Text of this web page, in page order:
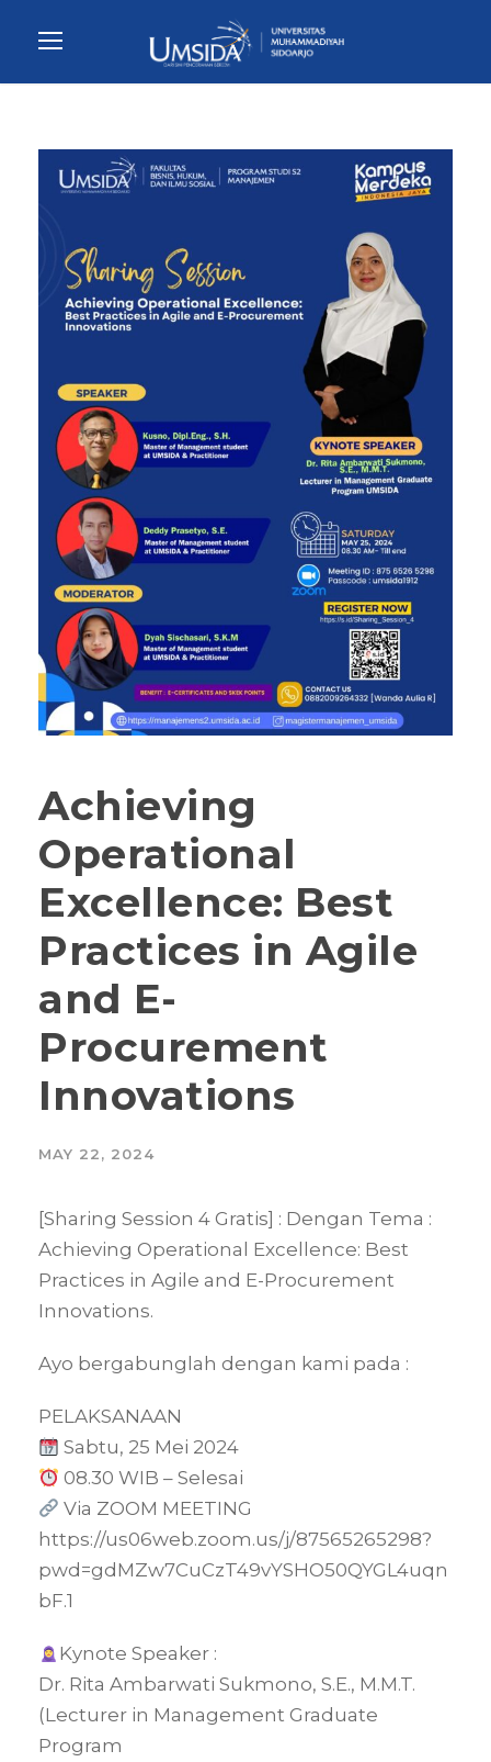
Achieving
Operational
Excellence: Best
Practices in Agile
and E-
Procurement
Innovations
MAY 22, 2024
[Sharing Session 4 Gratis] : Dengan Tema :
Achieving Operational Excellence: Best
Practices in Agile and E-Procurement
Innovations.
Ayo bergabunglah dengan kami pada :
PELAKSANAAN
Sabtu, 25 Mei 2024
08.30 WIB – Selesai
Via ZOOM MEETING
https://us06web.zoom.us/j/87565265298?
pwd=gdMZw7CuCzT49vYSHO50QYGL4uqn
bF.1
Kynote Speaker :
Dr. Rita Ambarwati Sukmono, S.E., M.M.T.
(Lecturer in Management Graduate
Program